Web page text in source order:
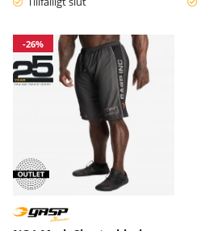
-26%